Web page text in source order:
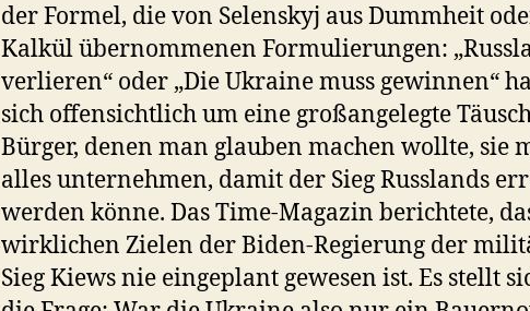
der Formel, die von Selenskyj aus Dummheit
Kalkül übernommenen Formulierungen:
verlieren“ oder „Die Ukraine muss gewinnen“
sich offensichtlich um eine großangelegte
Bürger, denen man glauben machen wollte, sie
alles unternehmen, damit der Sieg Russlands
werden könne. Das Time-Magazin berichtete,
wirklichen Zielen der Biden-Regierung der
Sieg Kiews nie eingeplant gewesen ist. Es stellt